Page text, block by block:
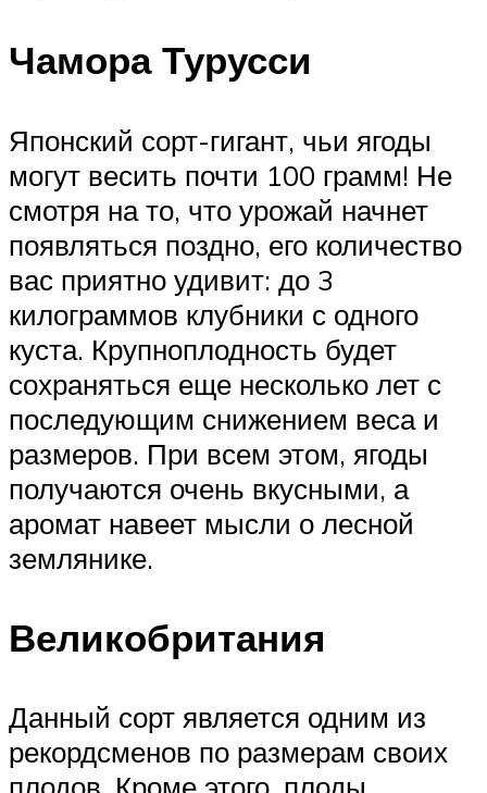
Чамора Турусси
Японский сорт-гигант, чьи ягоды
могут весить почти 100 грамм! Не
смотря на то, что урожай начнет
появляться поздно, его количество
вас приятно удивит: до 3
килограммов клубники с одного
куста. Крупноплодность будет
сохраняться еще несколько лет с
последующим снижением веса и
размеров. При всем этом, ягоды
получаются очень вкусными, а
аромат навеет мысли о лесной
землянике.
Великобритания
Данный сорт является одним из
рекордсменов по размерам своих